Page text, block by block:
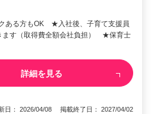
ある方もOK ★入社後、子育て支援員
ます（取得費全額会社負担） ★保育士
詳細を見る
日： 2026/04/08 掲載終了日： 2027/04/02